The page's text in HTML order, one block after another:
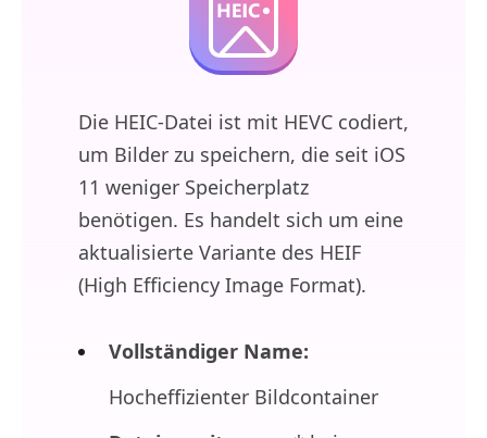
Die HEIC-Datei ist mit HEVC codiert,
um Bilder zu speichern, die seit iOS
11 weniger Speicherplatz
benötigen. Es handelt sich um eine
aktualisierte Variante des HEIF
(High Efficiency Image Format).
Vollständiger Name:
Hocheffizienter Bildcontainer